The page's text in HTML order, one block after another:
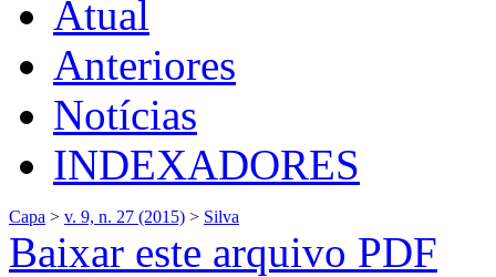
Atual
Anteriores
Notícias
INDEXADORES
Capa > v. 9, n. 27 (2015) > Silva
Baixar este arquivo PDF